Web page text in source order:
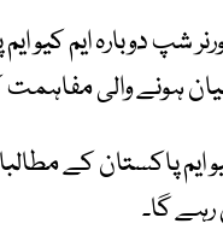
شپ دوبارہ ایم کیو
ہونے والی مفاہمت
ایم پاکستان کے
گا۔